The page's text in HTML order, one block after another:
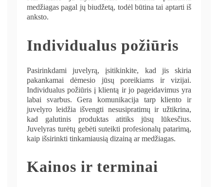
medžiagas pagal jų biudžetą, todėl būtina tai aptarti iš
anksto.
Individualus požiūris
Pasirinkdami juvelyrą, įsitikinkite, kad jis skiria
pakankamai dėmesio jūsų poreikiams ir vizijai.
Individualus požiūris į klientą ir jo pageidavimus yra
labai svarbus. Gera komunikacija tarp kliento ir
juvelyro leidžia išvengti nesusipratimų ir užtikrina,
kad galutinis produktas atitiks jūsų lūkesčius.
Juvelyras turėtų gebėti suteikti profesionalų patarimą,
kaip išsirinkti tinkamiausią dizainą ar medžiagas.
Kainos ir terminai